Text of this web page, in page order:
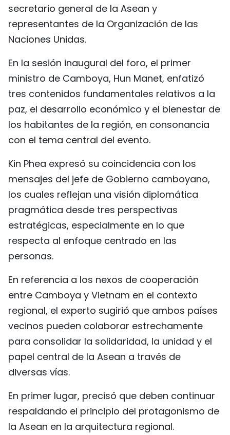
secretario general de la Asean y
representantes de la Organización de las
Naciones Unidas.
En la sesión inaugural del foro, el primer
ministro de Camboya, Hun Manet, enfatizó
tres contenidos fundamentales relativos a la
paz, el desarrollo económico y el bienestar de
los habitantes de la región, en consonancia
con el tema central del evento.
Kin Phea expresó su coincidencia con los
mensajes del jefe de Gobierno camboyano,
los cuales reflejan una visión diplomática
pragmática desde tres perspectivas
estratégicas, especialmente en lo que
respecta al enfoque centrado en las
personas.
En referencia a los nexos de cooperación
entre Camboya y Vietnam en el contexto
regional, el experto sugirió que ambos países
vecinos pueden colaborar estrechamente
para consolidar la solidaridad, la unidad y el
papel central de la Asean a través de
diversas vías.
En primer lugar, precisó que deben continuar
respaldando el principio del protagonismo de
la Asean en la arquitectura regional.